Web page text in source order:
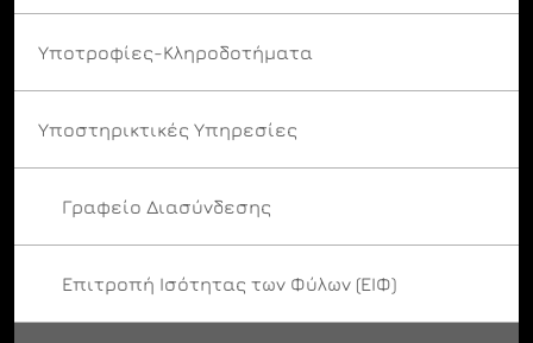
Υποτροφίες-Κληροδοτήματα
Υποστηρικτικές Υπηρεσίες
Γραφείο Διασύνδεσης
Επιτροπή Ισότητας των Φύλων (ΕΙΦ)